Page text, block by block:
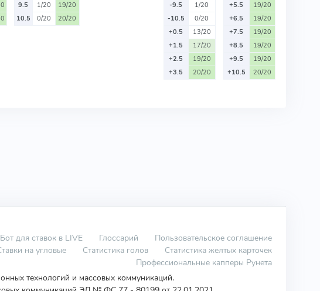
9.5
1/20
19/20
10.5
0/20 20/20
-9.5
1/20
-10.5
0/20
+0.5
13/20
+1.5
17/20
+2.5
19/20
+3.5
20/20
+5.5
19/20
+6.5
19/20
+7.5
19/20
+8.5
19/20
+9.5
19/20
+10.5
20/20
Бот для ставок в LIVE Глоссарий
Пользовательское соглашение
на угловые Статистика голов
Статистика желтых карточек
Профессиональные капперы Рунета
технологий и массовых коммуникаций.